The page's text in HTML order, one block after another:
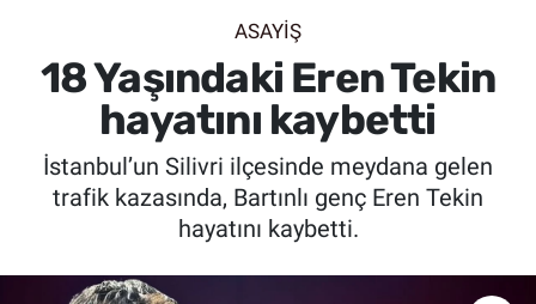
ASAYİŞ
18 Yaşındaki Eren Tekin
hayatını kaybetti
İstanbul’un Silivri ilçesinde meydana gelen
trafik kazasında, Bartınlı genç Eren Tekin
hayatını kaybetti.
SPOR
SAĞLIK